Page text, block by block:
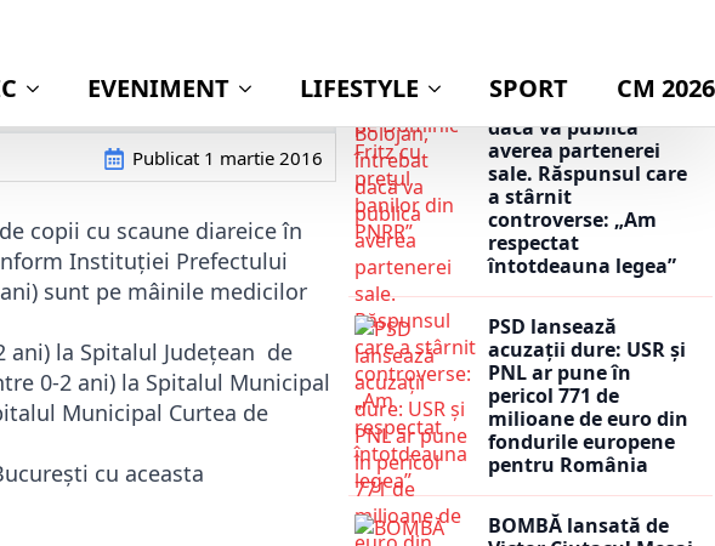
Publicat 1 martie 2016
copii cu scaune diareice în
Instituției Prefectului
sunt pe mâinile medicilor
ani) la Spitalul Județean de
0-2 ani) la Spitalul Municipal
Municipal Curtea de
cu aceasta
Ilie Bolojan, întrebat
dacă va publica
averea partenerei
sale. Răspunsul care
a stârnit
controverse: „Am
respectat
întotdeauna legea”
PSD lansează
acuzații dure: USR și
PNL ar pune în
pericol 771 de
milioane de euro din
fondurile europene
pentru România
BOMBĂ lansată de